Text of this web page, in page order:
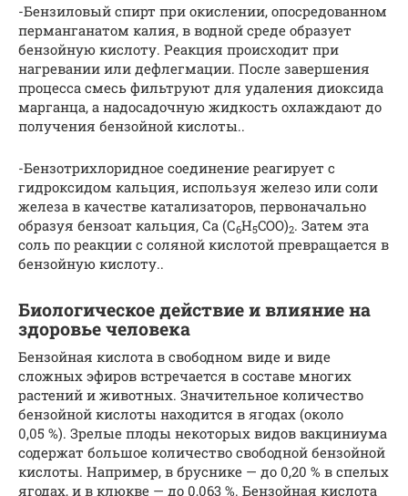
-Бензиловый спирт при окислении, опосредованном
перманганатом калия, в водной среде образует
бензойную кислоту. Реакция происходит при
нагревании или дефлегмации. После завершения
процесса смесь фильтруют для удаления диоксида
марганца, а надосадочную жидкость охлаждают до
получения бензойной кислоты..
-Бензотрихлоридное соединение реагирует с
гидроксидом кальция, используя железо или соли
железа в качестве катализаторов, первоначально
образуя бензоат кальция, Са (С6H5COO)2. Затем эта
соль по реакции с соляной кислотой превращается в
бензойную кислоту..
Биологическое действие и влияние на
здоровье человека
Бензойная кислота в свободном виде и виде
сложных эфиров встречается в составе многих
растений и животных. Значительное количество
бензойной кислоты находится в ягодах (около
0,05 %). Зрелые плоды некоторых видов вакциниума
содержат большое количество свободной бензойной
кислоты. Например, в бруснике — до 0,20 % в спелых
ягодах, и в клюкве — до 0,063 %. Бензойная кислота